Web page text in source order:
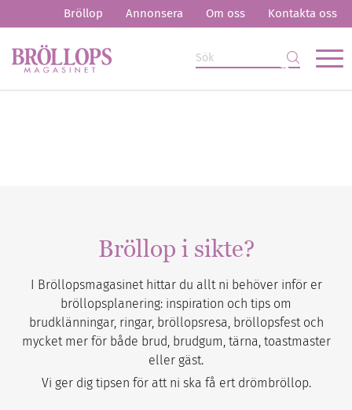
Bröllop Annonsera Om oss Kontakta oss
Bröllop i sikte?
I Bröllopsmagasinet hittar du allt ni behöver inför er
bröllopsplanering: inspiration och tips om
brudklänningar, ringar, bröllopsresa, bröllopsfest och
mycket mer för både brud, brudgum, tärna, toastmaster
eller gäst.
Vi ger dig tipsen för att ni ska få ert drömbröllop.